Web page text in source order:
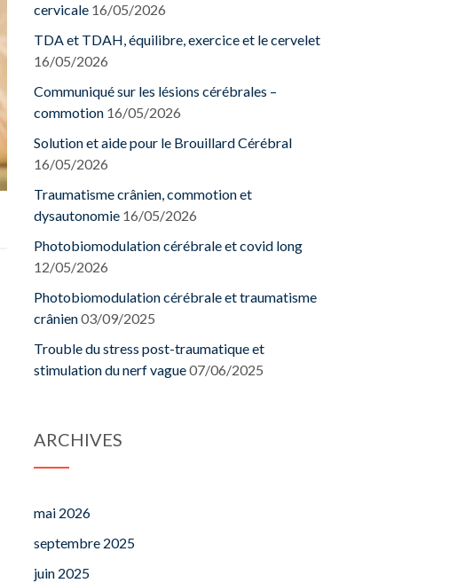
cervicale 16/05/2026
TDA et TDAH, équilibre, exercice et le cervelet
16/05/2026
Communiqué sur les lésions cérébrales –
commotion 16/05/2026
Solution et aide pour le Brouillard Cérébral
16/05/2026
Traumatisme crânien, commotion et
dysautonomie 16/05/2026
Photobiomodulation cérébrale et covid long
12/05/2026
Photobiomodulation cérébrale et traumatisme
crânien03/09/2025
Trouble du stress post-traumatique et
stimulation du nerf vague07/06/2025
ARCHIVES
mai 2026
septembre 2025
juin 2025